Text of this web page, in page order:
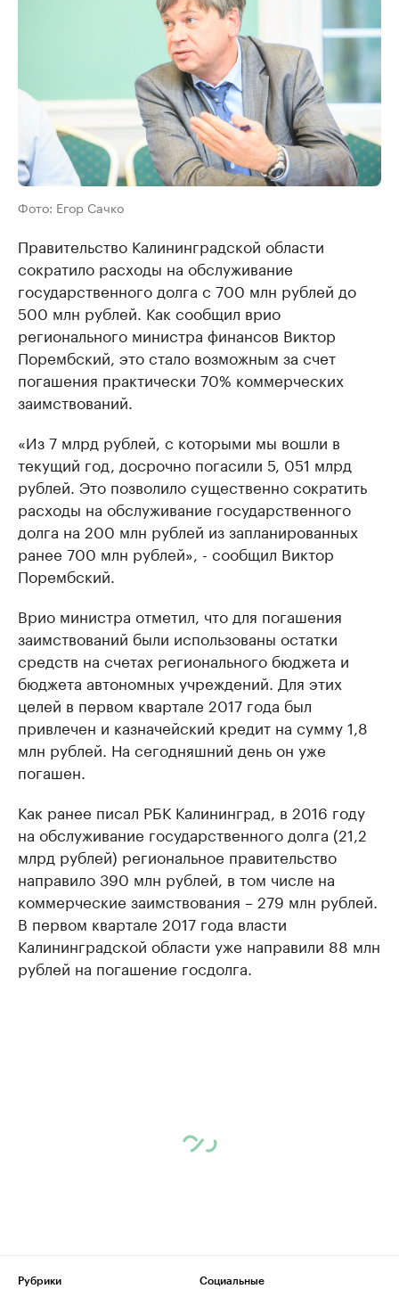
Фото: Егор Сачко
Правительство Калининградской области
сократило расходы на обслуживание
государственного долга с 700 млн рублей до
500 млн рублей. Как сообщил врио
регионального министра финансов Виктор
Порембский, это стало возможным за счет
погашения практически 70% коммерческих
заимствований.
«Из 7 млрд рублей, с которыми мы вошли в
текущий год, досрочно погасили 5, 051 млрд
рублей. Это позволило существенно сократить
расходы на обслуживание государственного
долга на 200 млн рублей из запланированных
ранее 700 млн рублей», - сообщил Виктор
Порембский.
Врио министра отметил, что для погашения
заимствований были использованы остатки
средств на счетах регионального бюджета и
бюджета автономных учреждений. Для этих
целей в первом квартале 2017 года был
привлечен и казначейский кредит на сумму 1,8
млн рублей. На сегодняшний день он уже
погашен.
Как ранее писал РБК Калининград, в 2016 году
на обслуживание государственного долга (21,2
млрд рублей) региональное правительство
направило 390 млн рублей, в том числе на
коммерческие заимствования – 279 млн рублей.
В первом квартале 2017 года власти
Калининградской области уже направили 88 млн
рублей на погашение госдолга.
Рубрики
Социальные